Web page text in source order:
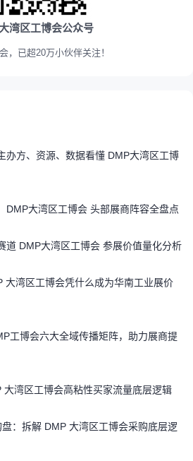
湾区工博会公众号
，已超20万小伙伴关注！
办方、资源、数据看懂 DMP大湾区工博
DMP大湾区工博会 头部展商阵容全盘点
道 DMP大湾区工博会 参展价值量化分析
大湾区工博会凭什么成为华南工业展价
工博会六大全域传播矩阵，助力展商提
湾区工博会高粘性买家流量底层逻辑
：拆解 DMP 大湾区工博会采购底层逻